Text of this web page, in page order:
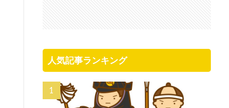
人気記事ランキング